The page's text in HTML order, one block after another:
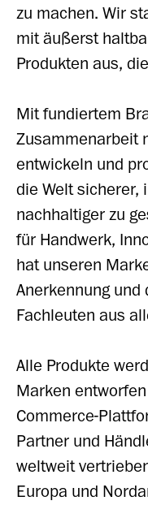
zu machen. Wir
mit äußerst
Produkten aus,
Mit fundiertem
Zusammenarbeit
entwickeln und
die Welt sicherer,
nachhaltiger zu
für Handwerk,
hat unseren
Anerkennung und
Fachleuten aus
Alle Produkte
Marken
Commerce-
Partner und
weltweit
Europa und